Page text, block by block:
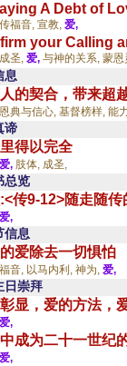
A Debt of
传福音, 宣教, 爱,
your Calling
成圣, 爱, 与神的关系, 蒙恩
息
的契合，带来超
恩典与信心, 基督榜样, 能
谛
得以完全
爱, 肢体, 成圣,
总览
传9-12>随走随传
爱,
信息
爱除去一切惧怕
福音, 以马内利, 神为, 爱,
日崇拜
显，爱的方法，
爱,
成为二十一世纪
爱,